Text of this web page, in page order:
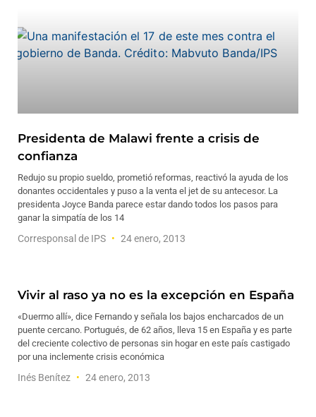
Presidenta de Malawi frente a crisis de
confianza
Redujo su propio sueldo, prometió reformas, reactivó la ayuda de los
donantes occidentales y puso a la venta el jet de su antecesor. La
presidenta Joyce Banda parece estar dando todos los pasos para
ganar la simpatía de los 14
Corresponsal de IPS 24 enero, 2013
Vivir al raso ya no es la excepción en España
«Duermo allí», dice Fernando y señala los bajos encharcados de un
puente cercano. Portugués, de 62 años, lleva 15 en España y es parte
del creciente colectivo de personas sin hogar en este país castigado
por una inclemente crisis económica
Inés Benítez 24 enero, 2013